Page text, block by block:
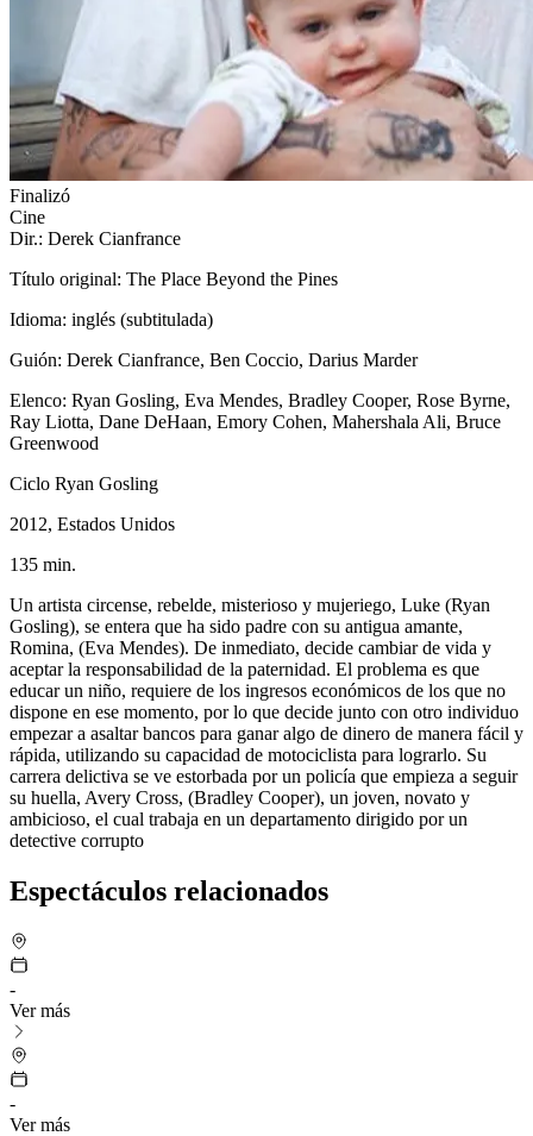
Finalizó
Cine
Dir.: Derek Cianfrance
Título original: The Place Beyond the Pines
Idioma: inglés (subtitulada)
Guión: Derek Cianfrance, Ben Coccio, Darius Marder
Elenco: Ryan Gosling, Eva Mendes, Bradley Cooper, Rose Byrne,
Ray Liotta, Dane DeHaan, Emory Cohen, Mahershala Ali, Bruce
Greenwood
Ciclo Ryan Gosling
2012, Estados Unidos
135 min.
Un artista circense, rebelde, misterioso y mujeriego, Luke (Ryan
Gosling), se entera que ha sido padre con su antigua amante,
Romina, (Eva Mendes). De inmediato, decide cambiar de vida y
aceptar la responsabilidad de la paternidad. El problema es que
educar un niño, requiere de los ingresos económicos de los que no
dispone en ese momento, por lo que decide junto con otro individuo
empezar a asaltar bancos para ganar algo de dinero de manera fácil y
rápida, utilizando su capacidad de motociclista para lograrlo. Su
carrera delictiva se ve estorbada por un policía que empieza a seguir
su huella, Avery Cross, (Bradley Cooper), un joven, novato y
ambicioso, el cual trabaja en un departamento dirigido por un
detective corrupto
Espectáculos relacionados
-
Ver más
-
Ver más